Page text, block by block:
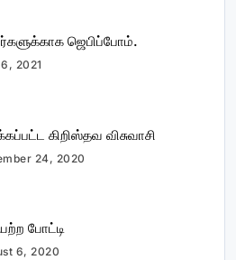
ஜெபிப்போம்.
2021
கிறிஸ்தவ விசுவாசி
24, 2020
போட்டி
6, 2020